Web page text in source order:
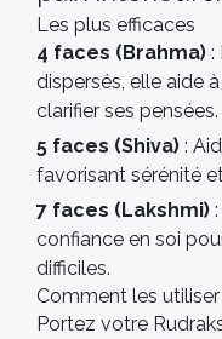
Les plus efficaces
4 faces (Brahma) :
dispersés, elle aide
clarifier ses pensées.
5 faces (Shiva) :
favorisant sérénité
7 faces (Lakshmi)
confiance en soi
difficiles.
Comment les utiliser
Portez votre